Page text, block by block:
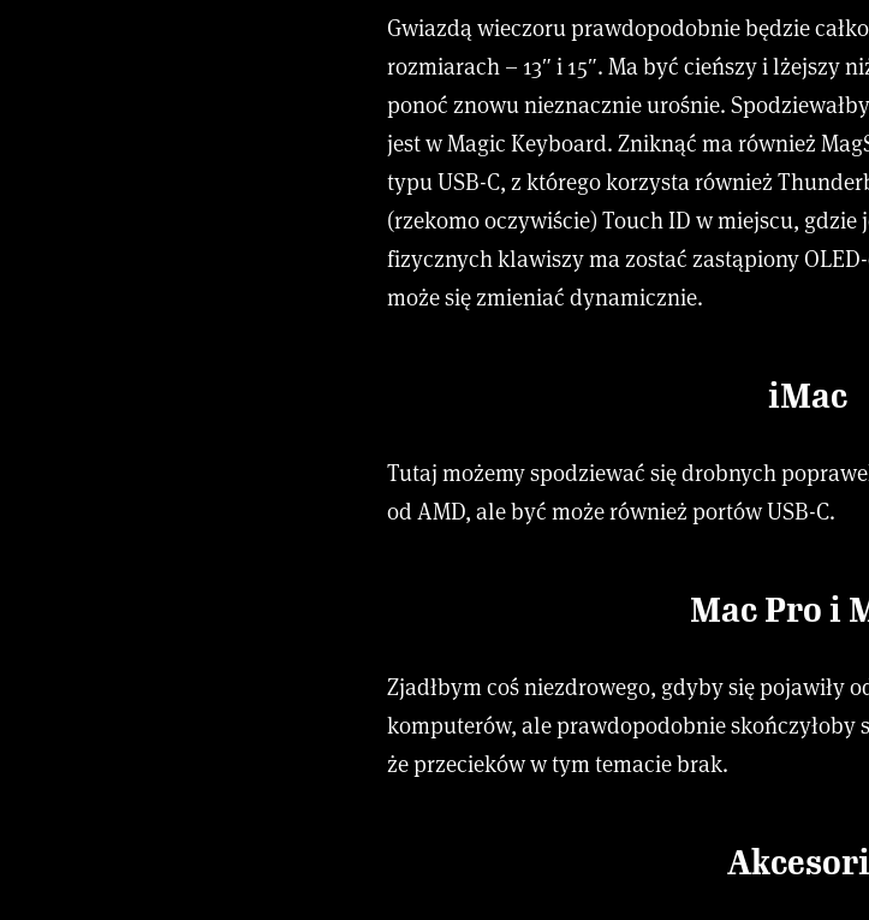
Gwiazdą wieczoru prawdopodobnie będzie
rozmiarach – 13″ i 15″. Ma być cieńszy i lżejszy
ponoć znowu nieznacznie urośnie.
jest w Magic Keyboard. Zniknąć ma również
typu USB-C, z którego korzysta również
(rzekomo oczywiście) Touch ID w miejscu,
fizycznych klawiszy ma zostać zastąpiony
może się zmieniać dynamicznie.
iMac
Tutaj możemy spodziewać się drobnych
od AMD, ale być może również portów USB-C.
Mac Pro i
Zjadłbym coś niezdrowego, gdyby się pojawiły
komputerów, ale prawdopodobnie skończyłoby
że przecieków w tym temacie brak.